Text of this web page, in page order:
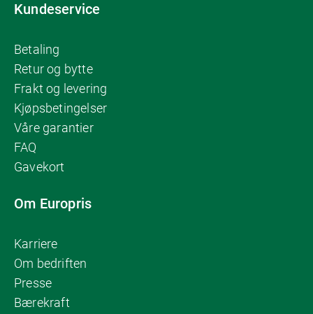
Kundeservice
Betaling
Retur og bytte
Frakt og levering
Kjøpsbetingelser
Våre garantier
FAQ
Gavekort
Om Europris
Karriere
Om bedriften
Presse
Bærekraft